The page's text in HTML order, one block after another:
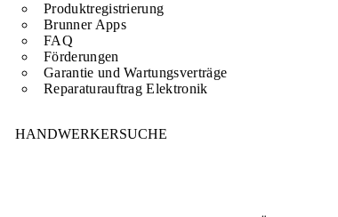
Produktregistrierung
Brunner Apps
FAQ
Förderungen
Garantie und Wartungsverträge
Reparaturauftrag Elektronik
HANDWERKERSUCHE